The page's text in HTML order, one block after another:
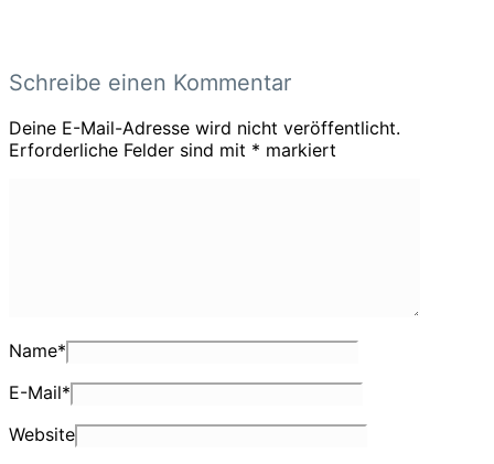
Schreibe einen Kommentar
Deine E-Mail-Adresse wird nicht veröffentlicht.
Erforderliche Felder sind mit * markiert
Name*
E-Mail*
Website